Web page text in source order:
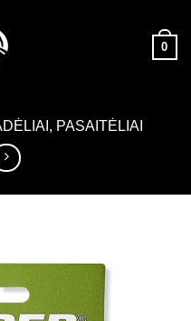
0
PASAITĖLIAI